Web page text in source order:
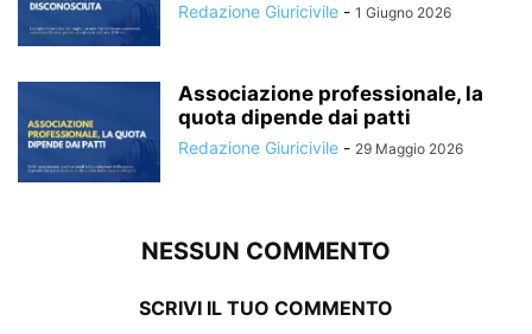
Redazione Giuricivile - 1 Giugno 2026
Associazione professionale, la
quota dipende dai patti
Redazione Giuricivile - 29 Maggio 2026
NESSUN COMMENTO
SCRIVI IL TUO COMMENTO